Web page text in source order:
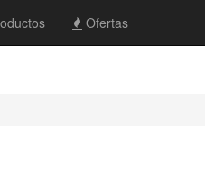
Ofertas